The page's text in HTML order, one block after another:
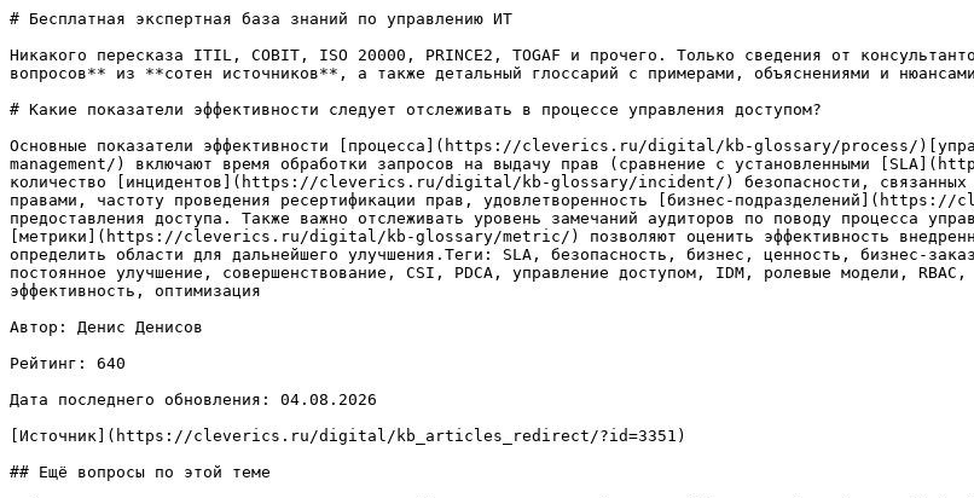
# Бесплатная экспертная база знаний по управлению ИТ
Никакого пересказа ITIL, COBIT, ISO 20000, PRINCE2, TOGAF и прочего. Только сведения от
вопросов** из **сотен источников**, а также детальный глоссарий с примерами, объяснениями и нюансами
# Какие показатели эффективности следует отслеживать в процессе управления доступом?
Основные показатели эффективности [процесса](https://cleverics.ru/digital/kb-glossary/process/
management/) включают время обработки запросов на выдачу прав (сравнение с установленными
количество [инцидентов](https://cleverics.ru/digital/kb-glossary/incident/) безопасности, связанных с
правами, частоту проведения ресертификации прав, удовлетворенность [бизнес-
предоставления доступа. Также важно отслеживать уровень замечаний аудиторов по поводу процесса
[метрики](https://cleverics.ru/digital/kb-glossary/metric/) позволяют оценить эффективность
определить области для дальнейшего улучшения.Теги: SLA, безопасность, бизнес, ценность, бизнес-
постоянное улучшение, совершенствование, CSI, PDCA, управление доступом, IDM, ролевые модели,
эффективность, оптимизация
Автор: Денис Денисов
Рейтинг: 640
Дата последнего обновления: 04.08.2026
[Источник](https://cleverics.ru/digital/kb_articles_redirect/?id=3351)
## Ещё вопросы по этой теме